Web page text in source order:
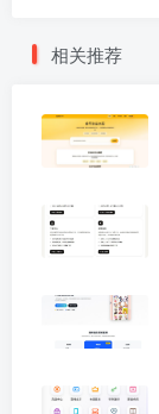
相关推荐